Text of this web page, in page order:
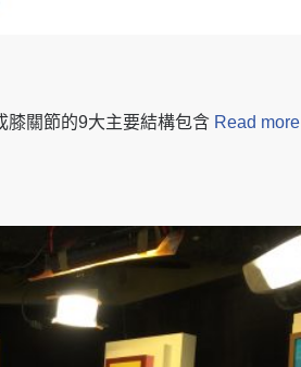
膝關節的9大主要結構包含 Read more